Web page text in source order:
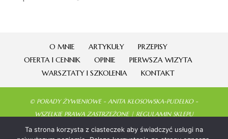
O MNIE ARTYKUŁY
PRZEPISY
OFERTA I CENNIK
OPINIE
PIERWSZA WIZYTA
WARSZTATY I SZKOLENIA
KONTAKT
© PORADY ŻYWIENIOWE - ANITA KŁOSOWSKA-PUDEŁKO-
WSZELKIE PRAWA ZASTRZEŻONE | REGULAMIN SKLEPU
WEB DESIGN:PROJEKTOWANIE STRON INTERNETOWYCH - SISET
Ta strona korzysta z ciasteczek aby świadczyć usługi na